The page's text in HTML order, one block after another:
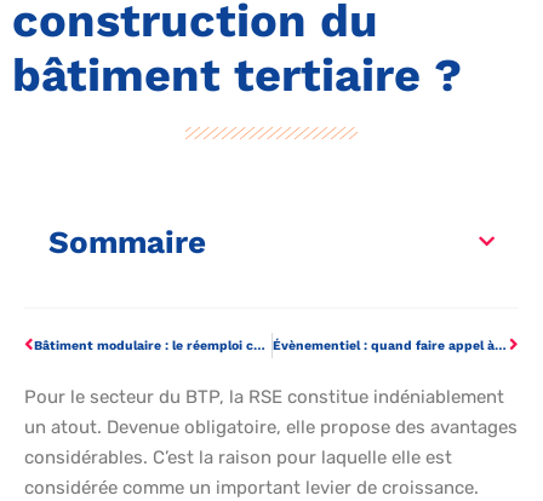
construction du
bâtiment tertiaire ?
Sommaire
Bâtiment modulaire : le réemploi comme solution économique et écologique Évènementiel : quand faire appel à un graffeur professionnel ?
Pour le secteur du BTP, la RSE constitue indéniablement
un atout. Devenue obligatoire, elle propose des avantages
considérables. C’est la raison pour laquelle elle est
considérée comme un important levier de croissance.